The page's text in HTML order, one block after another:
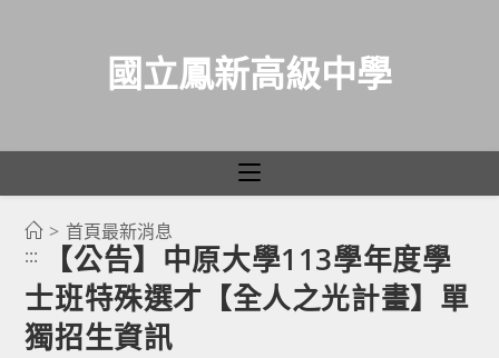
國立鳳新高級中學
> 首頁最新消息
:::
【公告】中原大學113學年度學
士班特殊選才【全人之光計畫】單
獨招生資訊